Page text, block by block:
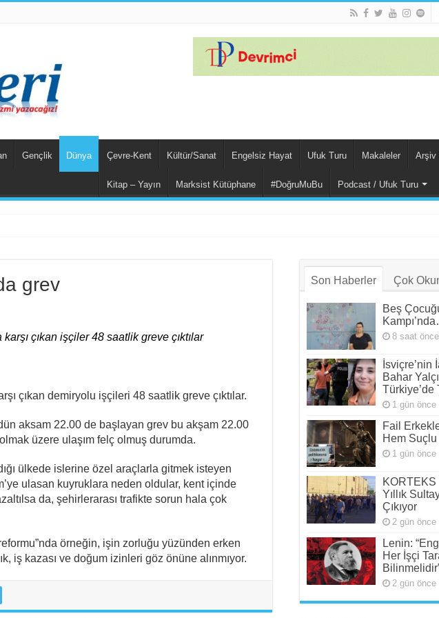
Gençlik Dünya Çevre-Kent Kültür/Sanat Engelsiz Hayat Ufuk Turu Makaleler Arşiv
Kitap – Yayın Marksist Kütüphane #DoğruMuBu Podcast / Ufuk Turu
Yalç
grev
çıkan işçiler 48 saatlik greve çıktılar
çıkan demiryolu işçileri 48 saatlik greve çıktılar.
aksam 22.00 de başlayan grev bu akşam 22.00
üzere ulaşım felç olmuş durumda.
ülkede islerine özel araçlarla gitmek isteyen
ulasan kuyruklara neden oldular, kent içinde
da, şehirlerarası trafikte sorun hala çok
reformu”nda örneğin, işin zorluğu yüzünden erken
iş kazası ve doğum izinleri göz önüne alınmıyor.
Son Haberler Çok
Beş
8 saat önce
İsviçre’nin
Bahar
Türkiye’de
1 gün önce
Fail
Hem
1 gün önce
Yıllık
Çıkıyor
2 gün önce
Lenin:
Her İşçi
2 gün önce